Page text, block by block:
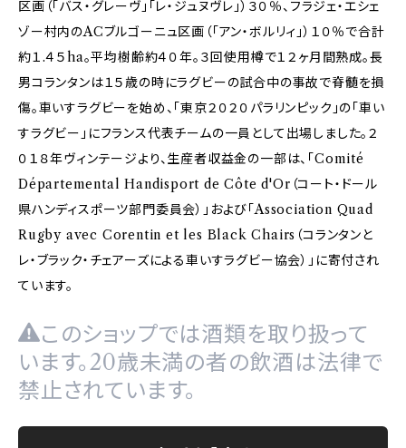
区画（「バス・グレーヴ」「レ・ジュヌヴレ」）３０％、フラジェ・エシェ
ゾー村内のACブルゴーニュ区画（「アン・ボルリィ」）１０％で合計
約１.４５ha。平均樹齢約４０年。３回使用樽で１２ヶ月間熟成。長
男コランタンは１５歳の時にラグビーの試合中の事故で脊髄を損
傷。車いすラグビーを始め、「東京２０２０パラリンピック」の「車い
すラグビー」にフランス代表チームの一員として出場しました。２
０１８年ヴィンテージより、生産者収益金の一部は、「Comité
Départemental Handisport de Côte d'Or（コート・ドール
県ハンディスポーツ部門委員会）」および「Association Quad
Rugby avec Corentin et les Black Chairs（コランタンと
レ・ブラック・チェアーズによる車いすラグビー協会）」に寄付され
ています。
このショップでは酒類を取り扱って
います。20歳未満の者の飲酒は法律で
禁止されています。